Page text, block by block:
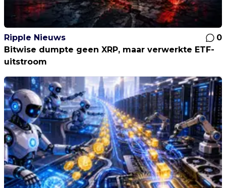
Ripple Nieuws
0
Bitwise dumpte geen XRP, maar verwerkte ETF-
uitstroom